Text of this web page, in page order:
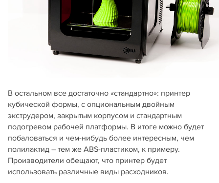
В остальном все достаточно «стандартно»: принтер
кубической формы, с опциональным двойным
экструдером, закрытым корпусом и стандартным
подогревом рабочей платформы. В итоге можно будет
побаловаться и чем-нибудь более интересным, чем
полилактид – тем же ABS-пластиком, к примеру.
Производители обещают, что принтер будет
использовать различные виды расходников.